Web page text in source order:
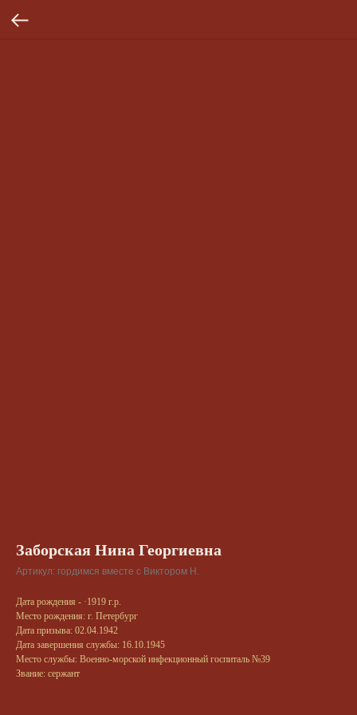
Заборская Нина Георгиевна
Артикул: гордимся вместе с Виктором Н.
Дата рождения - ·1919 г.р.
Место рождения: г. Петербург
Дата призыва: 02.04.1942
Дата завершения службы: 16.10.1945
Место службы: Военно-морской инфекционный госпиталь №39
Звание: сержант